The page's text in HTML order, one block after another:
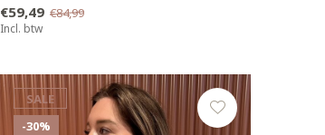
€59,49 €84,99
Incl. btw
SALE
-30%